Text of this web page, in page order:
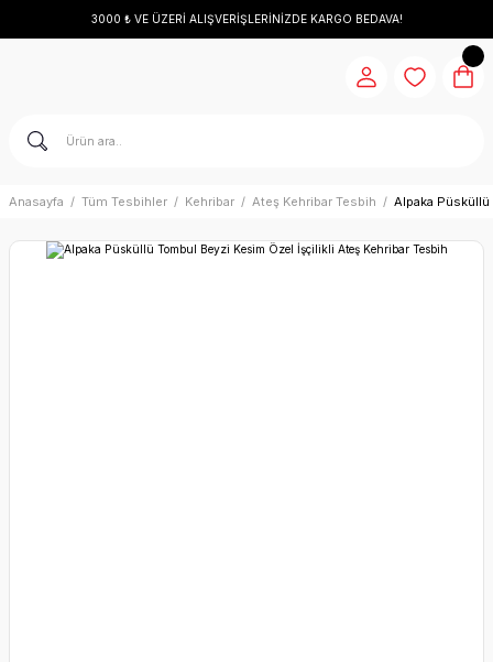
3000 ₺ VE ÜZERİ ALIŞVERİŞLERİNİZDE KARGO BEDAVA!
Anasayfa Tüm Tesbihler Kehribar Ateş Kehribar Tesbih Alpaka